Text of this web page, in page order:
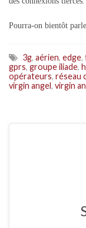
Pourra-on bientôt
3g, aérien, edge,
gprs, groupe iliade,
opérateurs, réseau
virgin angel, virgin